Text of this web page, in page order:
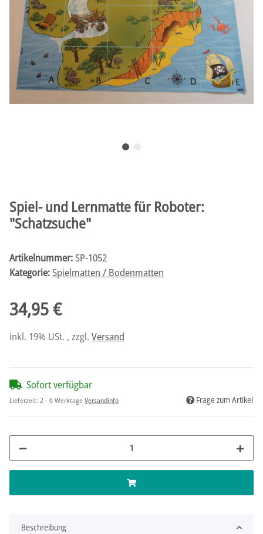
Spiel- und Lernmatte für Roboter:
"Schatzsuche"
Artikelnummer:SP-1052
Kategorie:Spielmatten / Bodenmatten
34,95 €
inkl. 19% USt. , zzgl. Versand
Sofort verfügbar
Lieferzeit: 2 - 6 WerktageVersandinfo Frage zum Artikel
Beschreibung